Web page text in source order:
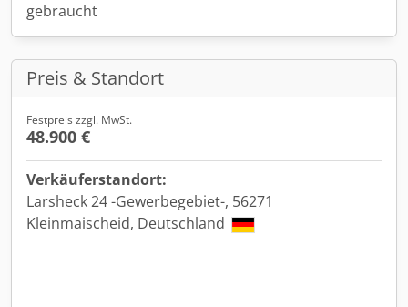
gebraucht
Preis & Standort
Festpreis zzgl. MwSt.
48.900 €
Verkäuferstandort:
Larsheck 24 -Gewerbegebiet-, 56271
Kleinmaischeid, Deutschland